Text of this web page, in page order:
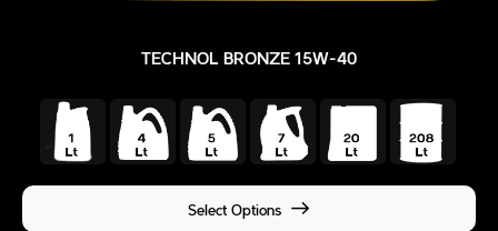
TECHNOL BRONZE 15W-40
Select Options